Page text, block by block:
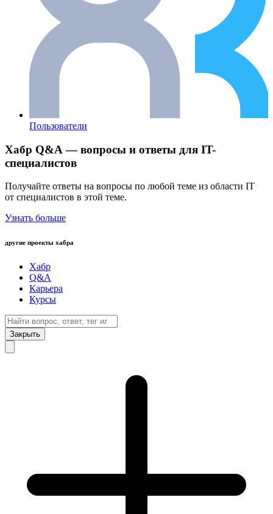
Пользователи
Хабр Q&A — вопросы и ответы для IT-
специалистов
Получайте ответы на вопросы по любой теме из области IT
от специалистов в этой теме.
Узнать больше
другие проекты хабра
Хабр
Q&A
Карьера
Курсы
Закрыть